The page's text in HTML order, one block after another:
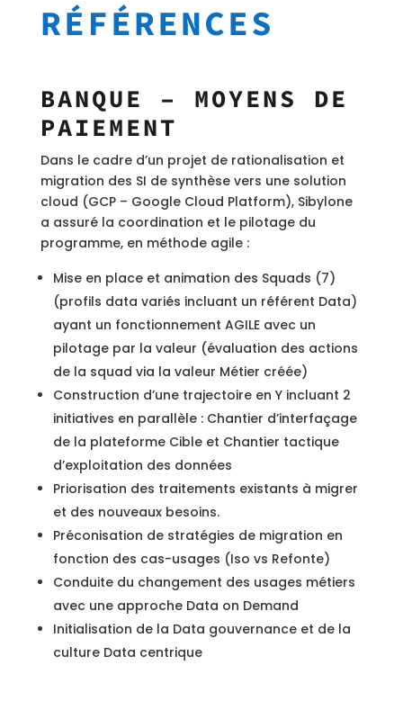
RÉFÉRENCES
BANQUE – MOYENS DE
PAIEMENT
Dans le cadre d’un projet de rationalisation et
migration des SI de synthèse vers une solution
cloud (GCP – Google Cloud Platform), Sibylone
a assuré la coordination et le pilotage du
programme, en méthode agile :
Mise en place et animation des Squads (7)
(profils data variés incluant un référent Data)
ayant un fonctionnement AGILE avec un
pilotage par la valeur (évaluation des actions
de la squad via la valeur Métier créée)
Construction d’une trajectoire en Y incluant 2
initiatives en parallèle : Chantier d’interfaçage
de la plateforme Cible et Chantier tactique
d’exploitation des données
Priorisation des traitements existants à migrer
et des nouveaux besoins.
Préconisation de stratégies de migration en
fonction des cas-usages (Iso vs Refonte)
Conduite du changement des usages métiers
avec une approche Data on Demand
Initialisation de la Data gouvernance et de la
culture Data centrique